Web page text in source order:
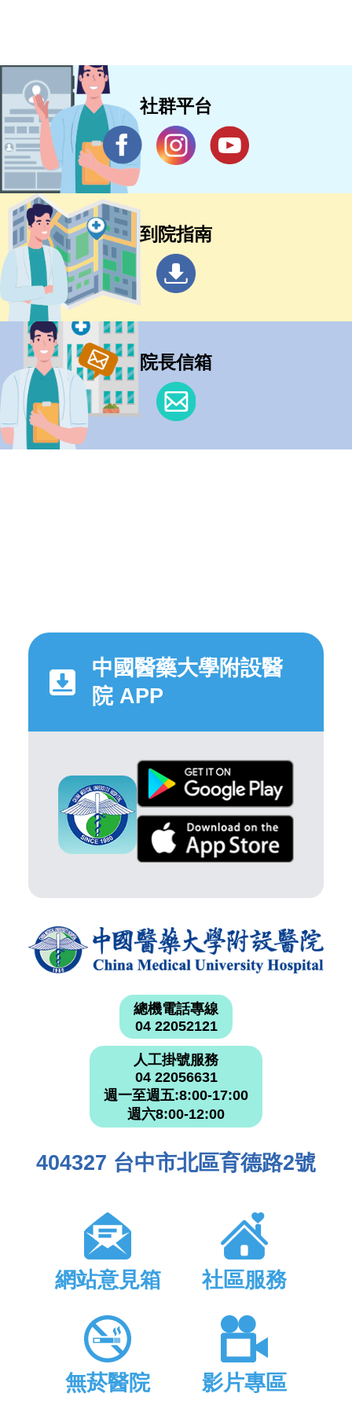
社群平台
到院指南
院長信箱
中國醫藥大學附設醫
院 APP
總機電話專線
04 22052121
人工掛號服務
04 22056631
週一至週五:8:00-17:00
週六8:00-12:00
404327 台中市北區育德路2號
網站意見箱 社區服務
無菸醫院 影片專區